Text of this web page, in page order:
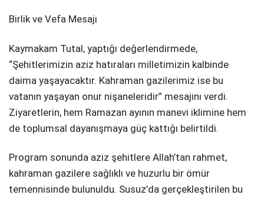
Birlik ve Vefa Mesajı
Kaymakam Tutal, yaptığı değerlendirmede,
“Şehitlerimizin aziz hatıraları milletimizin kalbinde
daima yaşayacaktır. Kahraman gazilerimiz ise bu
vatanın yaşayan onur nişaneleridir” mesajını verdi.
Ziyaretlerin, hem Ramazan ayının manevi iklimine hem
de toplumsal dayanışmaya güç kattığı belirtildi.
Program sonunda aziz şehitlere Allah’tan rahmet,
kahraman gazilere sağlıklı ve huzurlu bir ömür
temennisinde bulunuldu. Susuz’da gerçekleştirilen bu